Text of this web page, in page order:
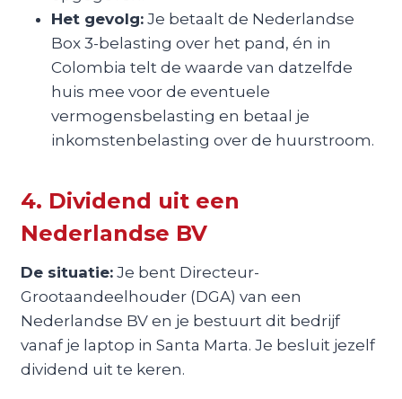
Het gevolg:Je betaalt de Nederlandse
Box 3-belasting over het pand, én in
Colombia telt de waarde van datzelfde
huis mee voor de eventuele
vermogensbelasting en betaal je
inkomstenbelasting over de huurstroom.
4. Dividend uit een
Nederlandse BV
De situatie:Je bent Directeur-
Grootaandeelhouder (DGA) van een
Nederlandse BV en je bestuurt dit bedrijf
vanaf je laptop in Santa Marta. Je besluit jezelf
dividend uit te keren.